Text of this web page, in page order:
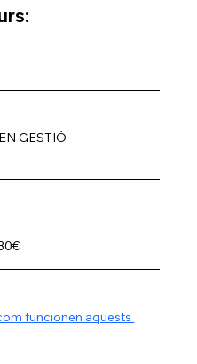
GESTIÓ
funcionen aquests